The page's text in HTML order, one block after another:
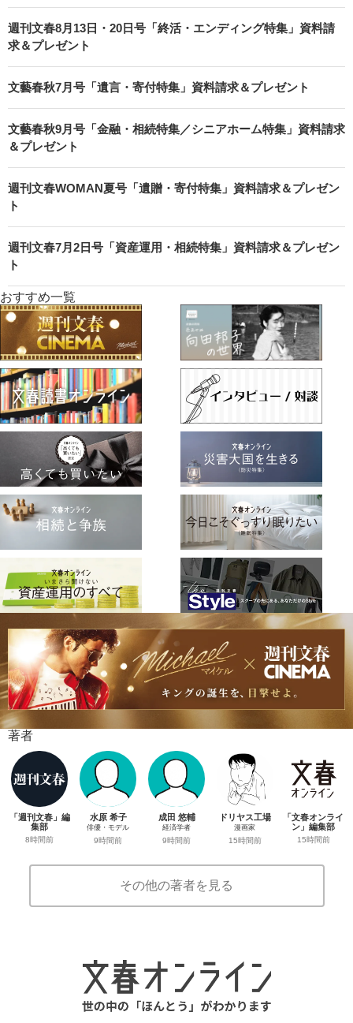
週刊文春8月13日・20日号「終活・エンディング特集」資料請
求＆プレゼント
文藝春秋7月号「遺言・寄付特集」資料請求＆プレゼント
文藝春秋9月号「金融・相続特集／シニアホーム特集」資料請求
＆プレゼント
週刊文春WOMAN夏号「遺贈・寄付特集」資料請求＆プレゼン
ト
週刊文春7月2日号「資産運用・相続特集」資料請求＆プレゼン
ト
おすすめ一覧
著者
「週刊文春」編
集部
8時間前
水原 希子
俳優・モデル
9時間前
成田 悠輔
経済学者
9時間前
ドリヤス工場
漫画家
15時間前
「文春オンライ
ン」編集部
15時間前
その他の著者を見る